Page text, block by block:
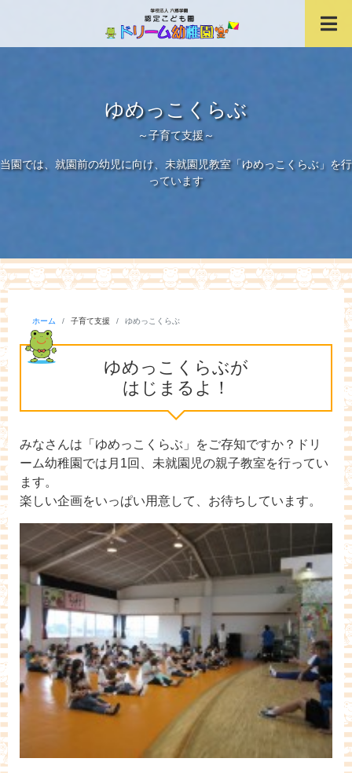
「おいでよ、夢の世界へ。」 学校法人六郷学園
お問い合わせ
ゆめっこくらぶ
～子育て支援～
当園では、就園前の幼児に向け、未就園児教室「ゆめっこくらぶ」を行
っています
ホーム 子育て支援 ゆめっこくらぶ
ゆめっこくらぶが
はじまるよ！
みなさんは「ゆめっこくらぶ」をご存知ですか？ドリ
ーム幼稚園では月1回、未就園児の親子教室を行ってい
ます。
楽しい企画をいっぱい用意して、お待ちしています。